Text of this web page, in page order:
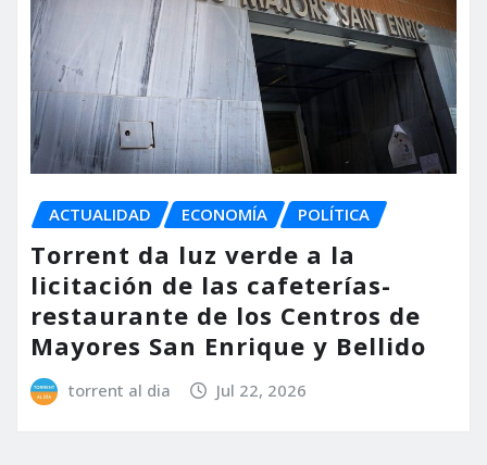
ACTUALIDAD ECONOMÍA POLÍTICA
Torrent da luz verde a la
licitación de las cafeterías-
restaurante de los Centros de
Mayores San Enrique y Bellido
torrent al dia Jul 22, 2026